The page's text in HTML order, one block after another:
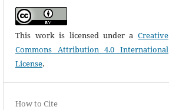
This work is licensed under a Creative
Commons Attribution 4.0 International
License.
How to Cite